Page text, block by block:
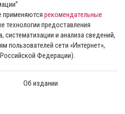
применяются рекомендательные
технологии предоставления
и анализа сведений,
пользователей сети «Интернет»,
Федерации).
Об издании